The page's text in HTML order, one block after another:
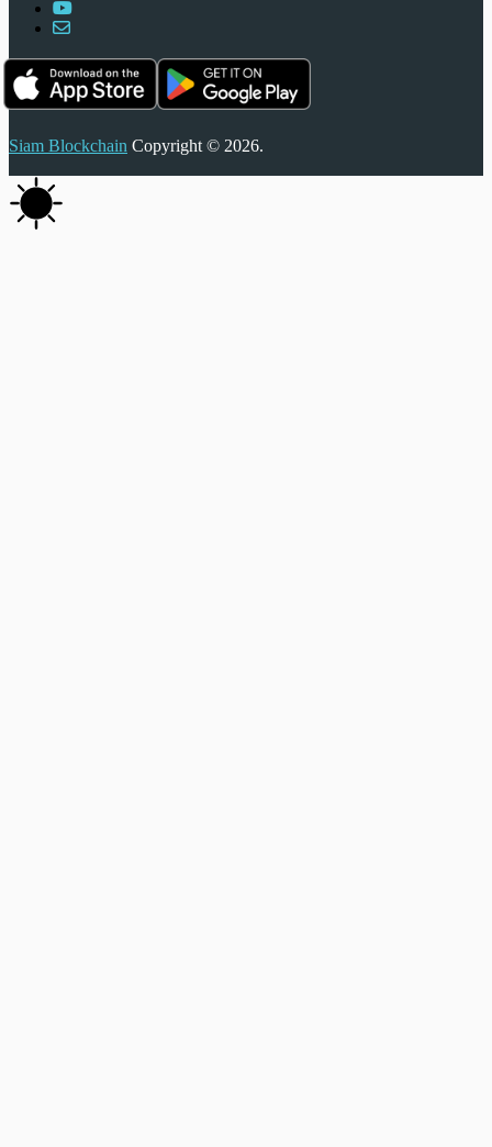
Siam Blockchain Copyright © 2026.